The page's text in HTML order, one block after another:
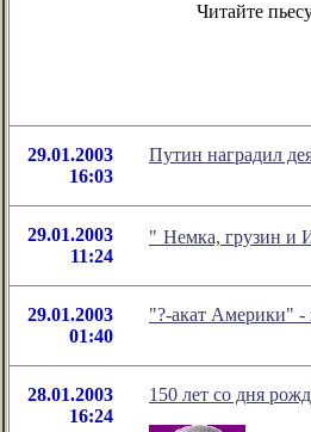
Читайте
29.01.2003
16:03
Путин наградил
29.01.2003
11:24
" Немка, грузин и
29.01.2003
01:40
"?-акат Америки"
28.01.2003
16:24
150 лет со дня